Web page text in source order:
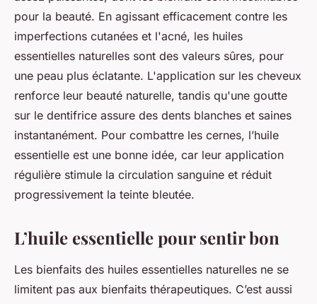
pour la beauté. En agissant efficacement contre les
imperfections cutanées et l'acné, les huiles
essentielles naturelles sont des valeurs sûres, pour
une peau plus éclatante. L'application sur les cheveux
renforce leur beauté naturelle, tandis qu'une goutte
sur le dentifrice assure des dents blanches et saines
instantanément. Pour combattre les cernes, l’huile
essentielle est une bonne idée, car leur application
régulière stimule la circulation sanguine et réduit
progressivement la teinte bleutée.
L’huile essentielle pour sentir bon
Les bienfaits des huiles essentielles naturelles ne se
limitent pas aux bienfaits thérapeutiques. C’est aussi